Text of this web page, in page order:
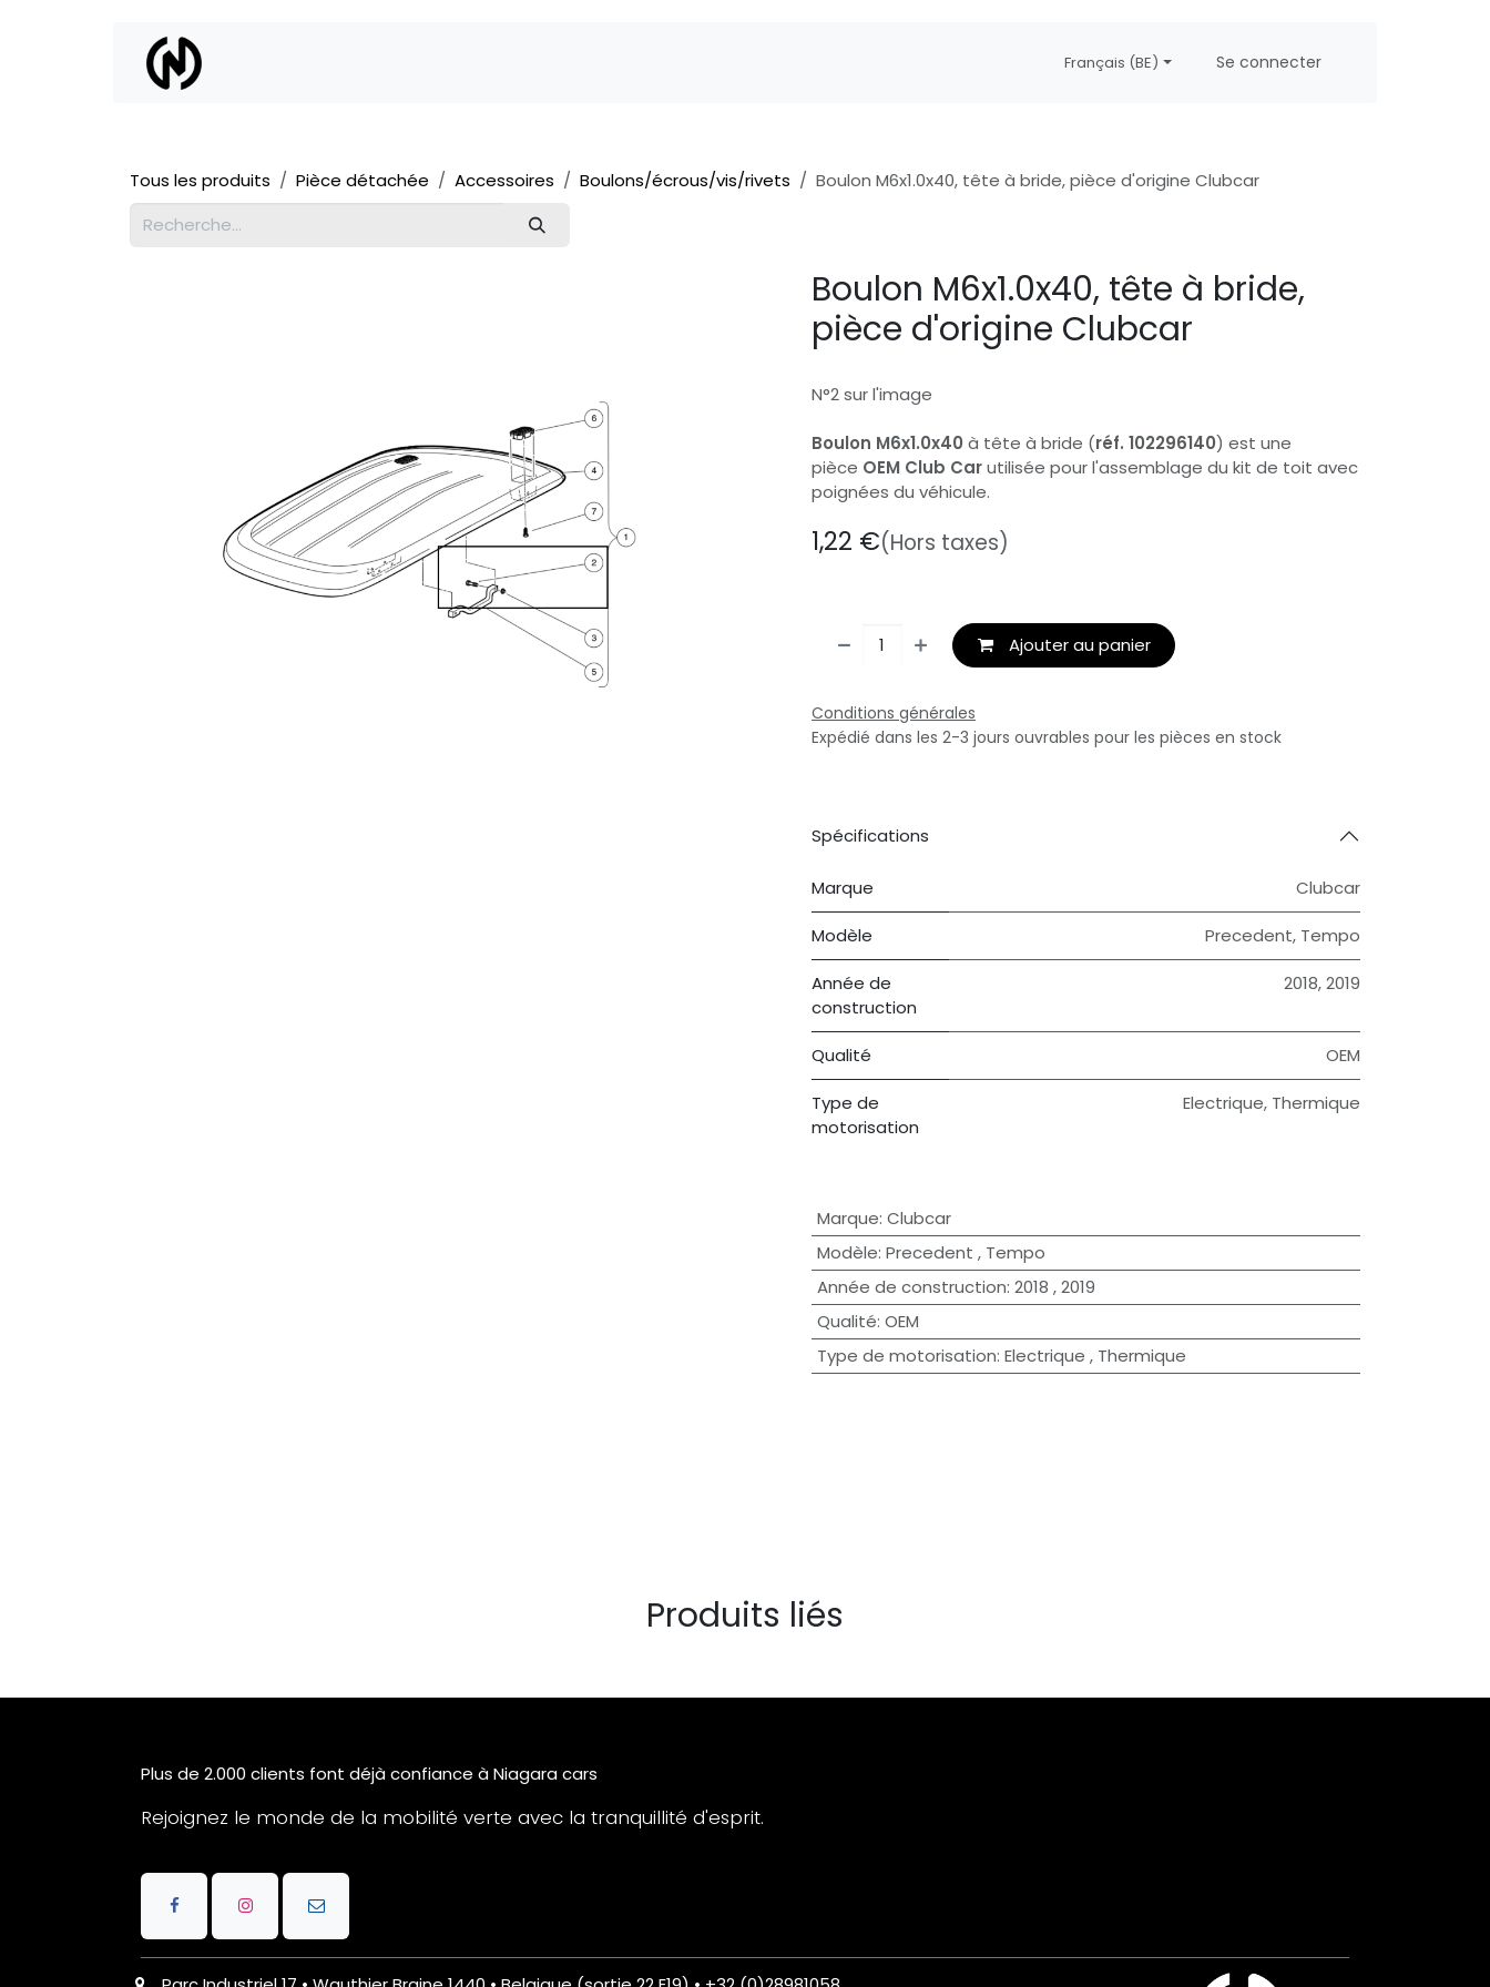
Postes
Français (BE) Se connecter
Tous les produits Pièce détachée Accessoires Boulons/écrous/vis/rivets Boulon M6x1.0x40, tête à bride, pièce d'origine Clubcar
Boulon M6x1.0x40, tête à bride,
pièce d'origine Clubcar
N°2 sur l'image
Boulon M6x1.0x40 à tête à bride (réf. 102296140) est une
pièce OEM Club Carutilisée pour l'assemblage du kit de toit avec
poignées du véhicule.
1,22 €(Hors taxes)
Ajouter au panier
Conditions générales
Expédié dans les 2-3 jours ouvrables pour les pièces en stock
Spécifications
Marque Clubcar
Modèle Precedent, Tempo
Année de
construction
2018,2019
Qualité OEM
Type de
motorisation
Electrique, Thermique
Marque: Clubcar
Modèle: Precedent , Tempo
Année de construction: 2018 ,2019
Qualité: OEM
Type de motorisation: Electrique , Thermique
Produits liés
Plus de 2.000 clients font déjà confiance à Niagara cars
Rejoignez le monde de la mobilité verte avec la tranquillité d'esprit.